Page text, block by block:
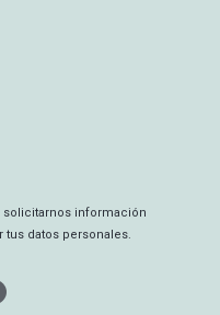
solicitarnos información
datos personales.